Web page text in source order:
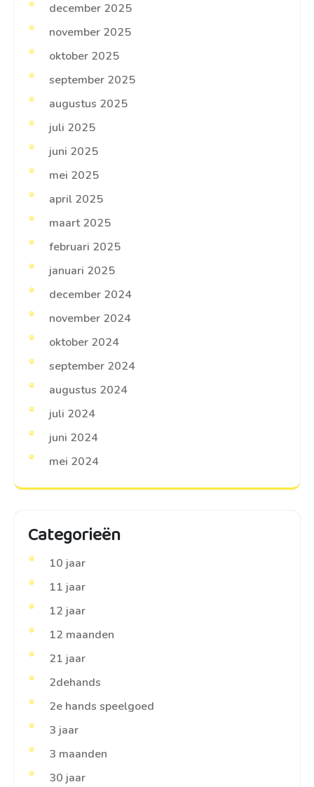
december 2025
november 2025
oktober 2025
september 2025
augustus 2025
juli 2025
juni 2025
mei 2025
april 2025
maart 2025
februari 2025
januari 2025
december 2024
november 2024
oktober 2024
september 2024
augustus 2024
juli 2024
juni 2024
mei 2024
Categorieën
10 jaar
11 jaar
12 jaar
12 maanden
21 jaar
2dehands
2e hands speelgoed
3 jaar
3 maanden
30 jaar